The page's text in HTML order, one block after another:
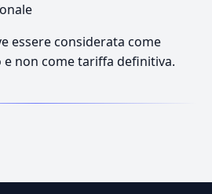
essere considerata come
non come tariffa definitiva.